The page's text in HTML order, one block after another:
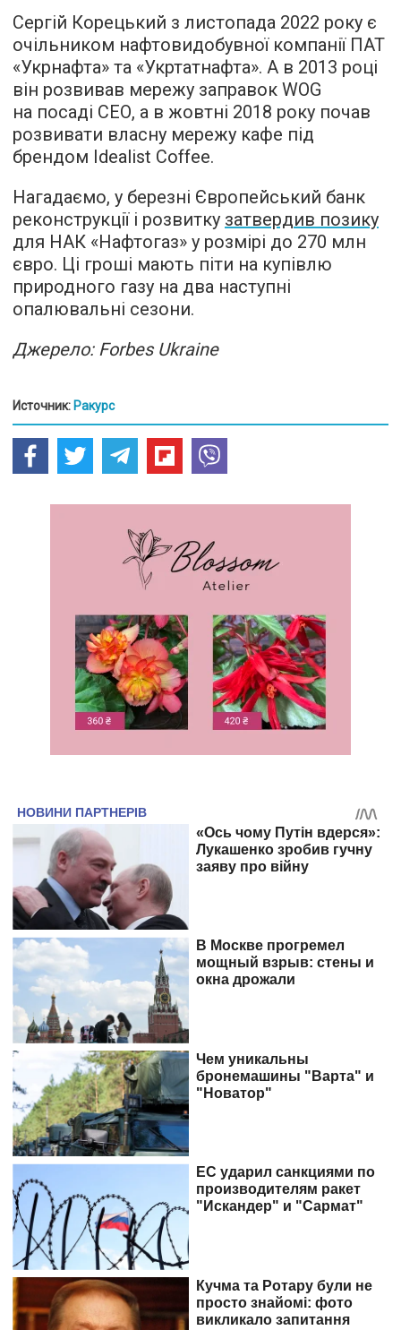
Сергій Корецький з листопада 2022 року є
очільником нафтовидобувної компанії ПАТ
«Укрнафта» та «Укртатнафта». А в 2013 році
він розвивав мережу заправок WOG
на посаді СЕО, а в жовтні 2018 року почав
розвивати власну мережу кафе під
брендом Idealist Coffee.
Нагадаємо, у березні Європейський банк
реконструкції і розвитку затвердив позику
для НАК «Нафтогаз» у розмірі до 270 млн
євро. Ці гроші мають піти на купівлю
природного газу на два наступні
опалювальні сезони.
Джерело: Forbes Ukraine
Источник: Ракурс